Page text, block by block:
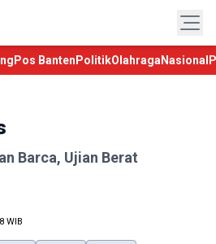
Pos Banten PolitikOlahraga Nasional
Barca, Ujian Berat
WIB